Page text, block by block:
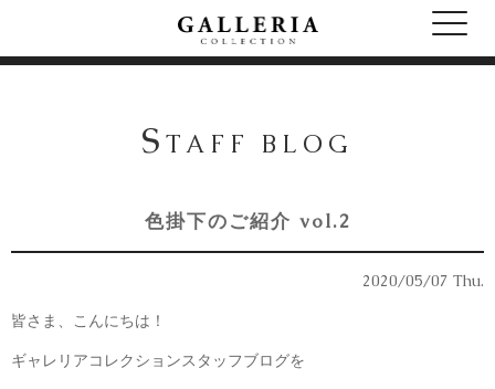
S TAFF BLOG
色掛下のご紹介 vol.2
2020/05/07 Thu.
皆さま、こんにちは！
ギャレリアコレクションスタッフブログを